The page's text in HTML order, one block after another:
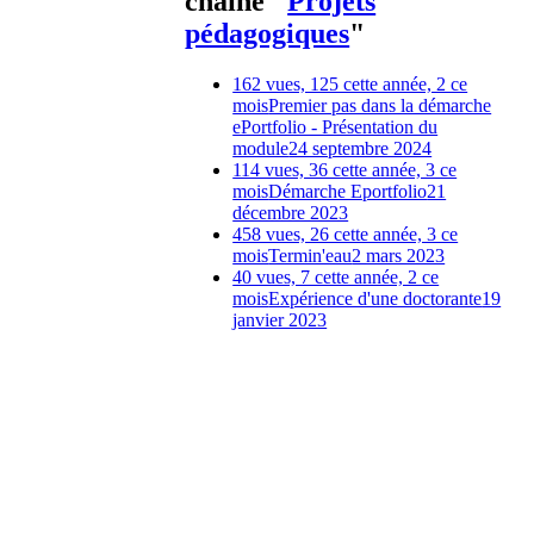
pédagogiques"
162 vues, 125 cette année, 2 ce
moisPremier pas dans la démarche
ePortfolio - Présentation du
module24 septembre 2024
114 vues, 36 cette année, 3 ce
moisDémarche Eportfolio21
décembre 2023
458 vues, 26 cette année, 3 ce
moisTermin'eau2 mars 2023
40 vues, 7 cette année, 2 ce
moisExpérience d'une doctorante19
janvier 2023